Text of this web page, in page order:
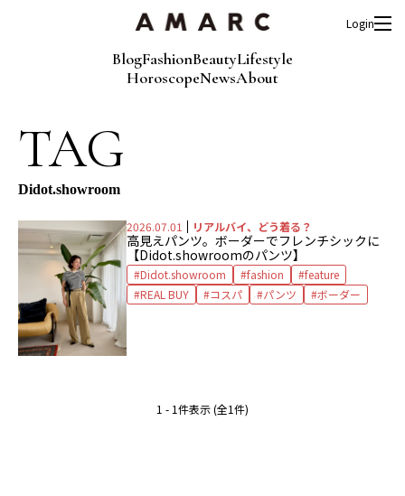
BlogFashionBeautyLifestyle
HoroscopeNewsAbout
Login
TAG
Didot.showroom
2026.07.01 リアルバイ、どう着る？
高見えパンツ。ボーダーでフレンチシックに
【Didot.showroomのパンツ】
Didot.showroom fashion
feature
REAL BUY
コスパ パンツ ボーダー
1 - 1件表示 (全1件)